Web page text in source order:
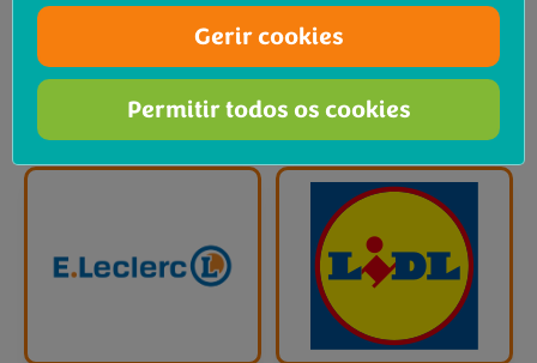
Gerir cookies
Permitir todos os cookies